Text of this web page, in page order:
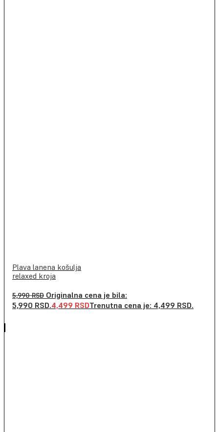
Plava lanena košulja
relaxed kroja
5,990RSD Originalna cena je bila:
5,990 RSD.4,499 RSDTrenutna cena je: 4,499 RSD.